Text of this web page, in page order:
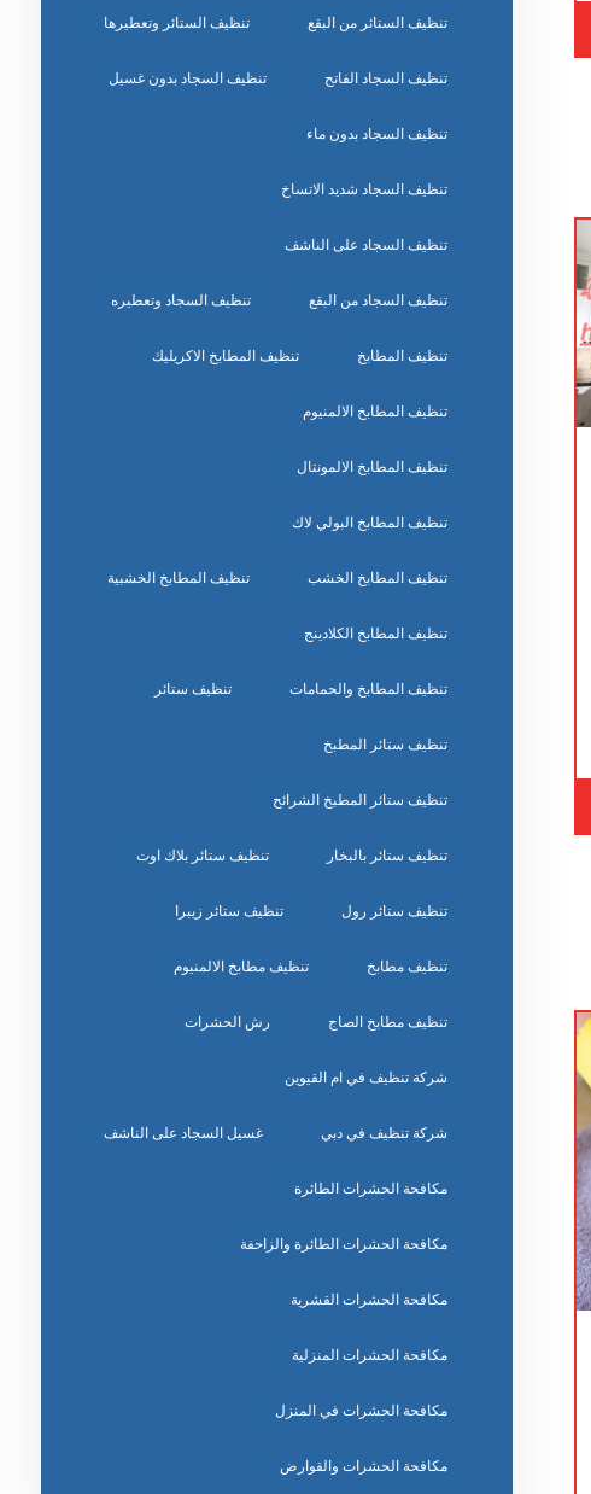
تنظيف الستائر من البقع تنظيف الستائر وتعطيرها
تنظيف السجاد الفاتح تنظيف السجاد بدون غسيل
تنظيف السجاد بدون ماء
تنظيف السجاد شديد الاتساخ
تنظيف السجاد على الناشف
تنظيف السجاد من البقع تنظيف السجاد وتعطيره
تنظيف المطابخ تنظيف المطابخ الاكريليك
تنظيف المطابخ الالمنيوم
تنظيف المطابخ الالمونتال
تنظيف المطابخ البولي لاك
تنظيف المطابخ الخشب تنظيف المطابخ الخشبية
تنظيف المطابخ الكلادينج
تنظيف المطابخ والحمامات تنظيف ستائر
تنظيف ستائر المطبخ
تنظيف ستائر المطبخ الشرائح
تنظيف ستائر بالبخار تنظيف ستائر بلاك اوت
تنظيف ستائر رول تنظيف ستائر زيبرا
تنظيف مطابخ تنظيف مطابخ الالمنيوم
تنظيف مطابخ الصاج رش الحشرات
شركة تنظيف في ام القيوين
شركة تنظيف في دبي غسيل السجاد على الناشف
مكافحة الحشرات الطائرة
مكافحة الحشرات الطائرة والزاحفة
مكافحة الحشرات القشرية
مكافحة الحشرات المنزلية
مكافحة الحشرات في المنزل
مكافحة الحشرات والقوارض